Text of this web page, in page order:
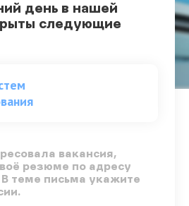
день в нашей
следующие
вакансия,
резюме по адресу
В теме письма укажите